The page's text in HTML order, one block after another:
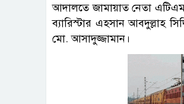
আদালতে জামায়াত নেতা
ব্যারিস্টার এহসান আবদুল্লাহ
মো. আসাদুজ্জামান।